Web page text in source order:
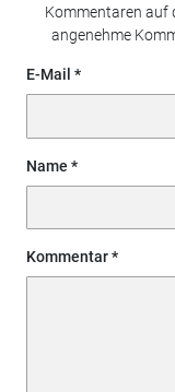
Kommentaren auf
angenehme
E-Mail
Name
Kommentar